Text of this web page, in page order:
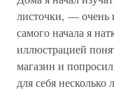
листочки, — очень
самого начала я
иллюстрацией
магазин и
для себя